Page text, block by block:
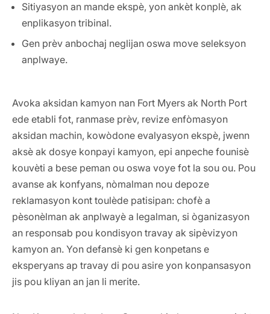
Sitiyasyon an mande ekspè, yon ankèt konplè, ak
enplikasyon tribinal.
Gen prèv anbochaj neglijan oswa move seleksyon
anplwaye.
Avoka aksidan kamyon nan Fort Myers ak North Port
ede etabli fot, ranmase prèv, revize enfòmasyon
aksidan machin, kowòdone evalyasyon ekspè, jwenn
aksè ak dosye konpayi kamyon, epi anpeche founisè
kouvèti a bese peman ou oswa voye fot la sou ou. Pou
avanse ak konfyans, nòmalman nou depoze
reklamasyon kont toulède patisipan: chofè a
pèsonèlman ak anplwayè a legalman, si òganizasyon
an responsab pou kondisyon travay ak sipèvizyon
kamyon an. Yon defansè ki gen konpetans e
eksperyans ap travay di pou asire yon konpansasyon
jis pou kliyan an jan li merite.